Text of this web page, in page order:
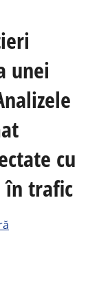
unei
cu
în trafic